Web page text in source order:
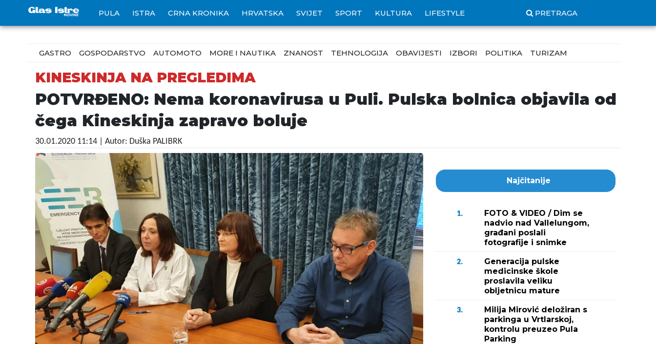
PULA ISTRA CRNA KRONIKA HRVATSKA SVIJET SPORT KULTURA LIFESTYLE PRETRAGA
GASTRO GOSPODARSTVO AUTOMOTO MORE I NAUTIKA ZNANOST TEHNOLOGIJA OBAVIJESTI IZBORI POLITIKA TURIZAM
KINESKINJA NA PREGLEDIMA
POTVRĐENO: Nema koronavirusa u Puli. Pulska bolnica objavila od
čega Kineskinja zapravo boluje
30.01.2020 11:14 | Autor: Duška PALIBRK
Najčitanije
1.
FOTO & VIDEO / Dim se
nadvio nad Vallelungom,
građani poslali
fotografije i snimke
2.
Generacija pulske
medicinske škole
proslavila veliku
obljetnicu mature
3.
Milija Mirović deložiran s
parkinga u Vrtlarskoj,
kontrolu preuzeo Pula
Parking